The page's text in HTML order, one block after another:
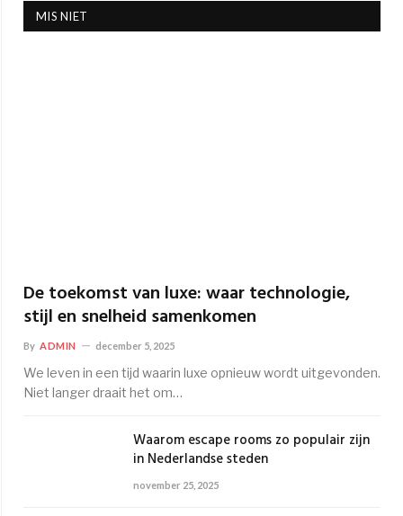
MIS NIET
De toekomst van luxe: waar technologie,
stijl en snelheid samenkomen
By ADMIN december 5, 2025
We leven in een tijd waarin luxe opnieuw wordt uitgevonden.
Niet langer draait het om…
Waarom escape rooms zo populair zijn
in Nederlandse steden
november 25, 2025